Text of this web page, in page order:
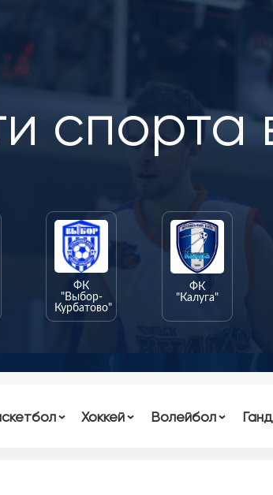
ФК
"Выбор-
Курбатово"
ФК
"Калуга"
Хоккей Волейбол